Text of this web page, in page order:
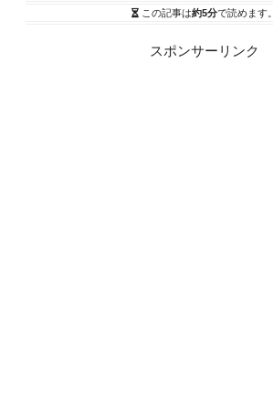
この記事は約5分で読めます。
スポンサーリンク